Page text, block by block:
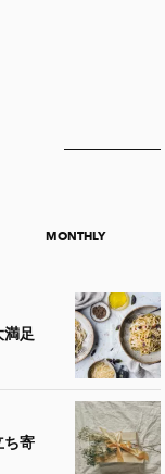
MONTHLY
足
寄